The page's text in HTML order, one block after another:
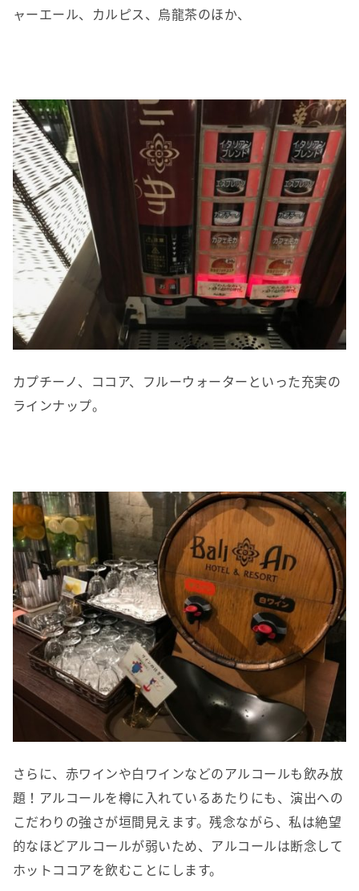
ャーエール、カルピス、烏龍茶のほか、
カプチーノ、ココア、フルーウォーターといった充実の
ラインナップ。
さらに、赤ワインや白ワインなどのアルコールも飲み放
題！アルコールを樽に入れているあたりにも、演出への
こだわりの強さが垣間見えます。残念ながら、私は絶望
的なほどアルコールが弱いため、アルコールは断念して
ホットココアを飲むことにします。